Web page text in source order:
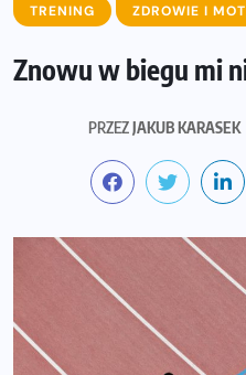
TRENING ZDROWIE I
Znowu w biegu mi
PRZEZJAKUB KARASEK